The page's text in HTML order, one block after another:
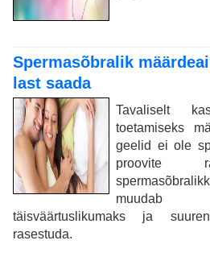
Spermasõbralik
last saada
Tavaliselt
toetamiseks
geelid ei ole
proovite
muudab
täisväärtuslikumaks ja
rasestuda.